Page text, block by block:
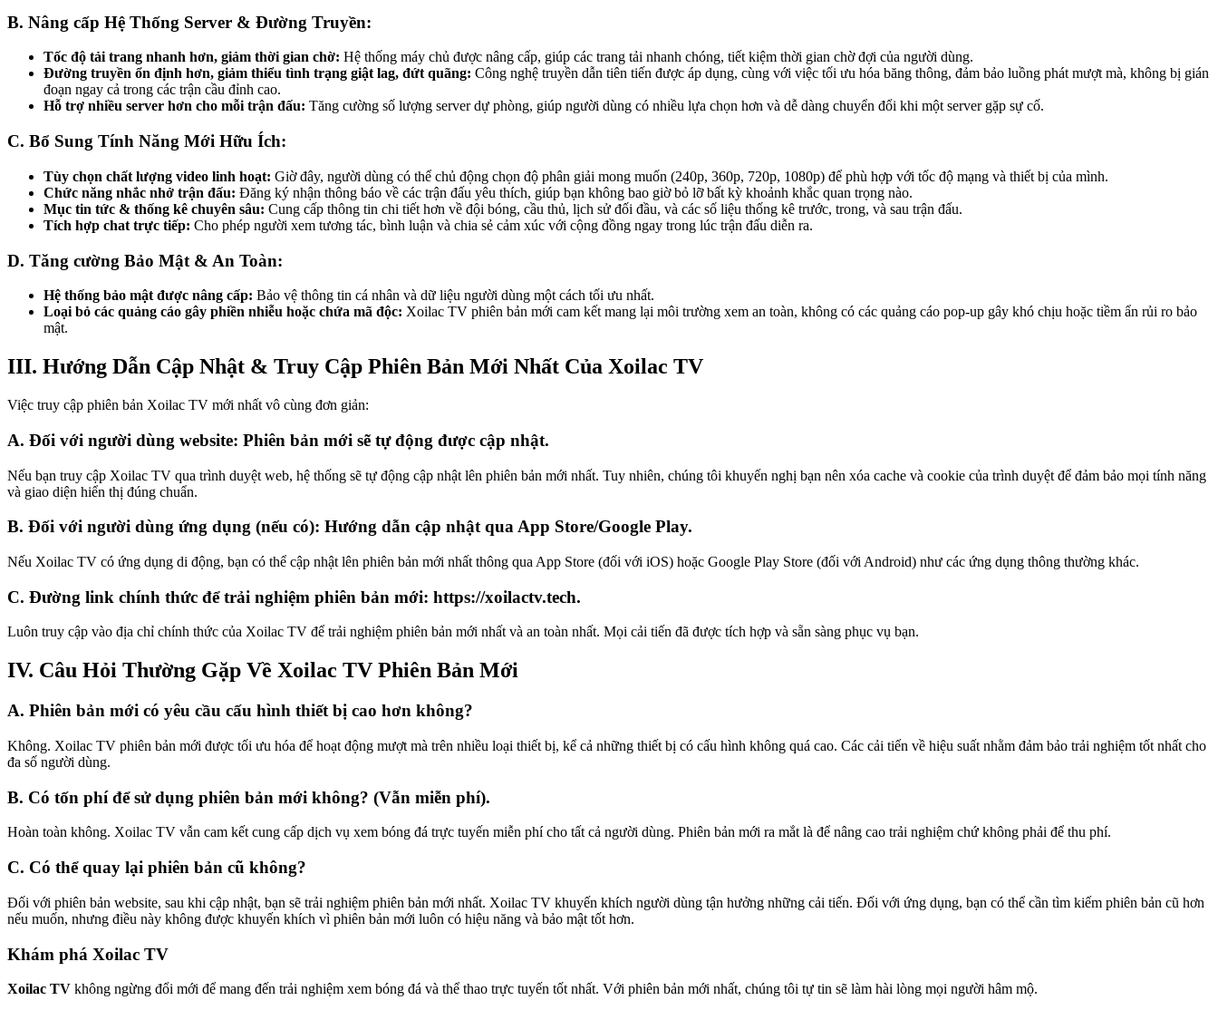
B. Nâng cấp Hệ Thống Server & Đường Truyền:
Tốc độ tải trang nhanh hơn, giảm thời gian chờ: Hệ thống máy chủ được nâng cấp, giúp các trang tải nhanh chóng, tiết kiệm thời gian chờ đợi của người dùng.
Đường truyền ổn định hơn, giảm thiểu tình trạng giật lag, đứt quãng: Công nghệ truyền dẫn tiên tiến được áp dụng, cùng với việc tối ưu hóa băng thông, đảm bảo luồng phát mượt mà, không bị gián
đoạn ngay cả trong các trận cầu đỉnh cao.
Hỗ trợ nhiều server hơn cho mỗi trận đấu: Tăng cường số lượng server dự phòng, giúp người dùng có nhiều lựa chọn hơn và dễ dàng chuyển đổi khi một server gặp sự cố.
C. Bổ Sung Tính Năng Mới Hữu Ích:
Tùy chọn chất lượng video linh hoạt: Giờ đây, người dùng có thể chủ động chọn độ phân giải mong muốn (240p, 360p, 720p, 1080p) để phù hợp với tốc độ mạng và thiết bị của mình.
Chức năng nhắc nhở trận đấu: Đăng ký nhận thông báo về các trận đấu yêu thích, giúp bạn không bao giờ bỏ lỡ bất kỳ khoảnh khắc quan trọng nào.
Mục tin tức & thống kê chuyên sâu: Cung cấp thông tin chi tiết hơn về đội bóng, cầu thủ, lịch sử đối đầu, và các số liệu thống kê trước, trong, và sau trận đấu.
Tích hợp chat trực tiếp: Cho phép người xem tương tác, bình luận và chia sẻ cảm xúc với cộng đồng ngay trong lúc trận đấu diễn ra.
D. Tăng cường Bảo Mật & An Toàn:
Hệ thống bảo mật được nâng cấp: Bảo vệ thông tin cá nhân và dữ liệu người dùng một cách tối ưu nhất.
Loại bỏ các quảng cáo gây phiền nhiễu hoặc chứa mã độc: Xoilac TV phiên bản mới cam kết mang lại môi trường xem an toàn, không có các quảng cáo pop-up gây khó chịu hoặc tiềm ẩn rủi ro bảo
mật.
III. Hướng Dẫn Cập Nhật & Truy Cập Phiên Bản Mới Nhất Của Xoilac TV
Việc truy cập phiên bản Xoilac TV mới nhất vô cùng đơn giản:
A. Đối với người dùng website: Phiên bản mới sẽ tự động được cập nhật.
Nếu bạn truy cập Xoilac TV qua trình duyệt web, hệ thống sẽ tự động cập nhật lên phiên bản mới nhất. Tuy nhiên, chúng tôi khuyến nghị bạn nên xóa cache và cookie của trình duyệt để đảm bảo mọi tính năng
và giao diện hiển thị đúng chuẩn.
B. Đối với người dùng ứng dụng (nếu có): Hướng dẫn cập nhật qua App Store/Google Play.
Nếu Xoilac TV có ứng dụng di động, bạn có thể cập nhật lên phiên bản mới nhất thông qua App Store (đối với iOS) hoặc Google Play Store (đối với Android) như các ứng dụng thông thường khác.
C. Đường link chính thức để trải nghiệm phiên bản mới: https://xoilactv.tech.
Luôn truy cập vào địa chỉ chính thức của Xoilac TV để trải nghiệm phiên bản mới nhất và an toàn nhất. Mọi cải tiến đã được tích hợp và sẵn sàng phục vụ bạn.
IV. Câu Hỏi Thường Gặp Về Xoilac TV Phiên Bản Mới
A. Phiên bản mới có yêu cầu cấu hình thiết bị cao hơn không?
Không. Xoilac TV phiên bản mới được tối ưu hóa để hoạt động mượt mà trên nhiều loại thiết bị, kể cả những thiết bị có cấu hình không quá cao. Các cải tiến về hiệu suất nhằm đảm bảo trải nghiệm tốt nhất cho
đa số người dùng.
B. Có tốn phí để sử dụng phiên bản mới không? (Vẫn miễn phí).
Hoàn toàn không. Xoilac TV vẫn cam kết cung cấp dịch vụ xem bóng đá trực tuyến miễn phí cho tất cả người dùng. Phiên bản mới ra mắt là để nâng cao trải nghiệm chứ không phải để thu phí.
C. Có thể quay lại phiên bản cũ không?
Đối với phiên bản website, sau khi cập nhật, bạn sẽ trải nghiệm phiên bản mới nhất. Xoilac TV khuyến khích người dùng tận hưởng những cải tiến. Đối với ứng dụng, bạn có thể cần tìm kiếm phiên bản cũ hơn
nếu muốn, nhưng điều này không được khuyến khích vì phiên bản mới luôn có hiệu năng và bảo mật tốt hơn.
Khám phá Xoilac TV
Xoilac TV không ngừng đổi mới để mang đến trải nghiệm xem bóng đá và thể thao trực tuyến tốt nhất. Với phiên bản mới nhất, chúng tôi tự tin sẽ làm hài lòng mọi người hâm mộ.